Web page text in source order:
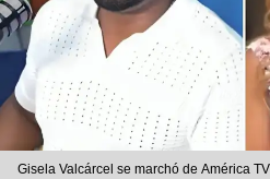
Gisela Valcárcel se marchó de América